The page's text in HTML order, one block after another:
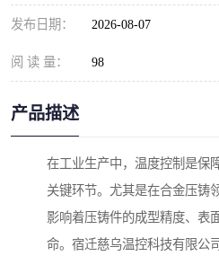
发布日期： 2026-08-07
阅 读 量： 98
产品描述
在工业生产中，温度控制是保
关键环节。尤其是在合金压铸
影响着压铸件的成型精度、表
命。宿迁慈乌温控科技有限公